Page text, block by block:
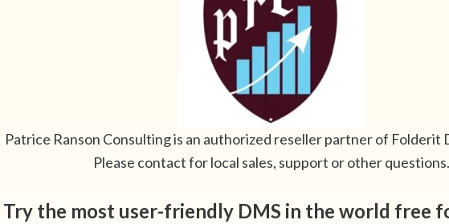
Patrice Ranson Consulting is an authorized reseller partner of Folderit
Please contact for local sales, support or other questions.
Try the most user-friendly DMS in the world free